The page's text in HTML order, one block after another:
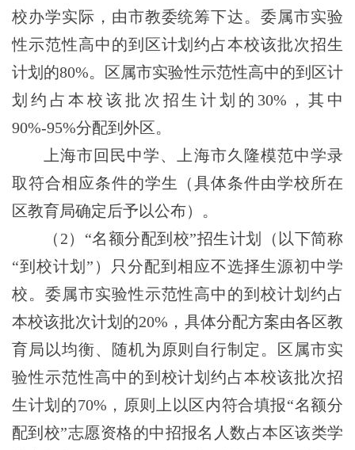
校办学实际，由市教委统筹下达。委属市实验
性示范性高中的到区计划约占本校该批次招生
计划的80%。区属市实验性示范性高中的到区计
划约占本校该批次招生计划的30%，其中
90%-95%分配到外区。
上海市回民中学、上海市久隆模范中学录
取符合相应条件的学生（具体条件由学校所在
区教育局确定后予以公布）。
（2）“名额分配到校”招生计划（以下简称
“到校计划”）只分配到相应不选择生源初中学
校。委属市实验性示范性高中的到校计划约占
本校该批次计划的20%，具体分配方案由各区教
育局以均衡、随机为原则自行制定。区属市实
验性示范性高中的到校计划约占本校该批次招
生计划的70%，原则上以区内符合填报“名额分
配到校”志愿资格的中招报名人数占本区该类学